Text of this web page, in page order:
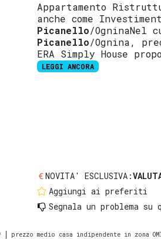
Appartamento
anche come
Picanello/OgninaNel
Picanello/Ognina,
ERA Simply House
LEGGI ANCORA
NOVITA' ESCLUSIVA:
Aggiungi ai preferiti
Segnala un problema su
prezzo medio casa indipendente in zona